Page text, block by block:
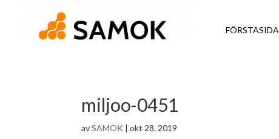
FÖRSTASIDA
miljoo-0451
avSAMOK |okt 28, 2019